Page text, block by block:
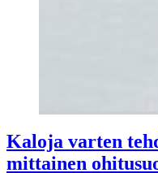
Kaloja varten
mittainen